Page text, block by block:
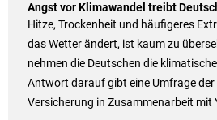
Angst vor Klimawandel treibt
Hitze, Trockenheit und häufigeres
das Wetter ändert, ist kaum zu
nehmen die Deutschen die
Antwort darauf gibt eine Umfrage der
Versicherung in Zusammenarbeit mit